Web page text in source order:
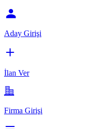
Aday Girişi
İlan Ver
Firma Girişi